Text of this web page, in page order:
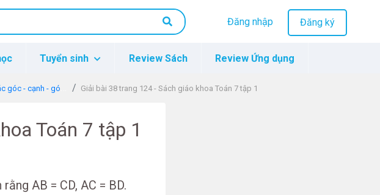
Đăng nhập Đăng ký
Tuyển sinh Review Sách Review Ứng dụng
cạnh - góc (g.c.g) Giải bài 38 trang 124 - Sách giáo khoa Toán 7 tập 1
Toán 7 tập 1
AB = CD, AC = BD.